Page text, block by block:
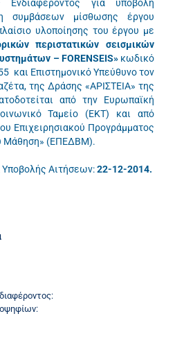
Ενδιαφέροντος για υποβολή
συμβάσεων μίσθωσης έργου
υλοποίησης του έργου με
περιστατικών σεισμικών
–FORENSEIS»κωδικό
και Επιστημονικό Υπεύθυνο τον
της Δράσης «ΑΡΙΣΤΕΙΑ» της
από την Ευρωπαϊκή
Ταμείο (ΕΚΤ) και από
Επιχειρησιακού Προγράμματος
Μάθηση» (ΕΠΕΔΒΜ).
Υποβολής Αιτήσεων:22-12-2014.